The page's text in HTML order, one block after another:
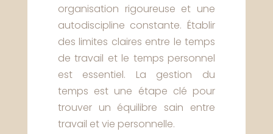
organisation rigoureuse et une
autodiscipline constante. Établir
des limites claires entre le temps
de travail et le temps personnel
est essentiel. La gestion du
temps est une étape clé pour
trouver un équilibre sain entre
travail et vie personnelle.